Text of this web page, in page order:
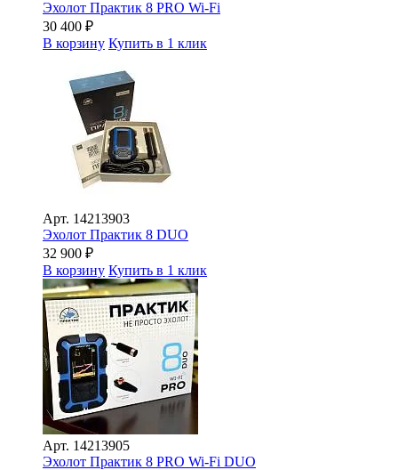
Эхолот Практик 8 PRO Wi-Fi
30 400 ₽
В корзину Купить в 1 клик
Арт. 14213903
Эхолот Практик 8 DUO
32 900 ₽
В корзину Купить в 1 клик
Арт. 14213905
Эхолот Практик 8 PRO Wi-Fi DUO